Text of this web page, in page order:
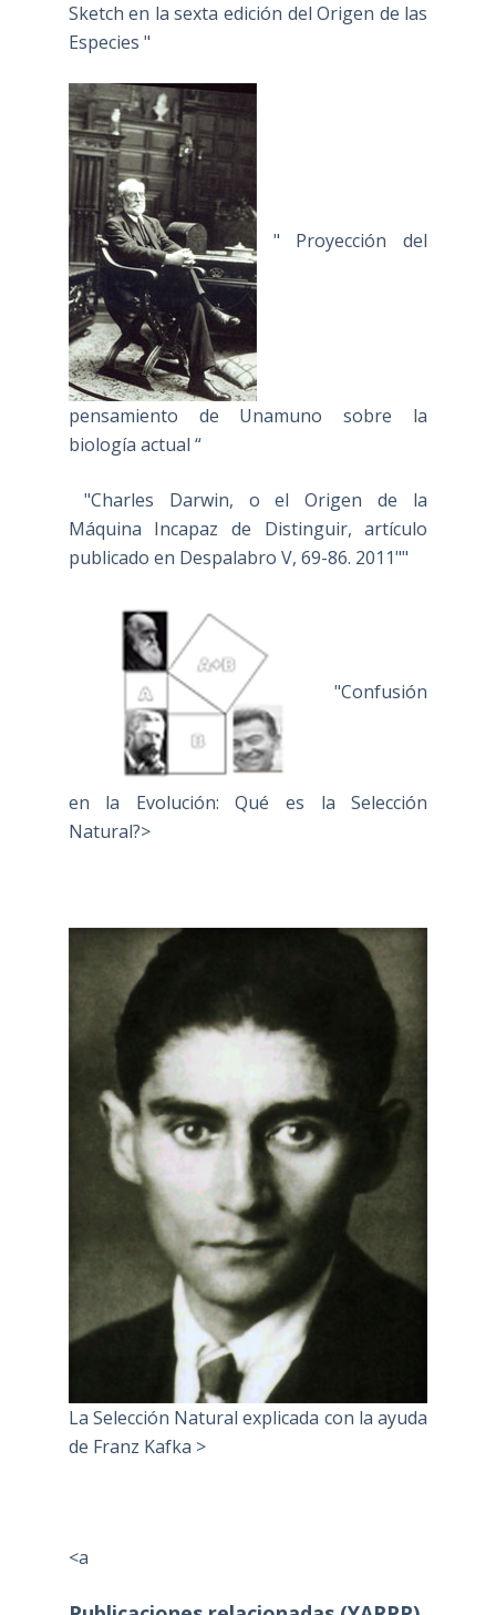
Sketch en la sexta edición del Origen de las
Especies "
" Proyección del
pensamiento de Unamuno sobre la
biología actual “
"Charles Darwin, o el Origen de la
Máquina Incapaz de Distinguir, artículo
publicado en Despalabro V, 69-86. 2011""
"Confusión
en la Evolución: Qué es la Selección
Natural?>
La Selección Natural explicada con la ayuda
de Franz Kafka >
<a